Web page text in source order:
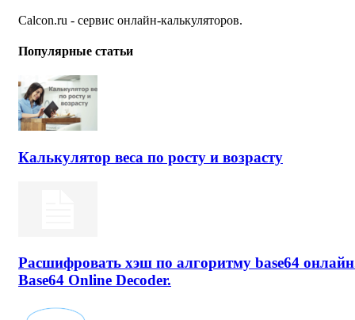
Calcon.ru - сервис онлайн-калькуляторов.
Популярные статьи
Калькулятор веса по росту и возрасту
Расшифровать хэш по алгоритму base64
Base64 Online Decoder.